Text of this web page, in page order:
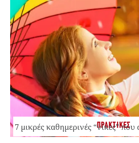
ΠΡΑΚΤΙΚΕΣ
7 μικρές καθημερινές “νίκες”